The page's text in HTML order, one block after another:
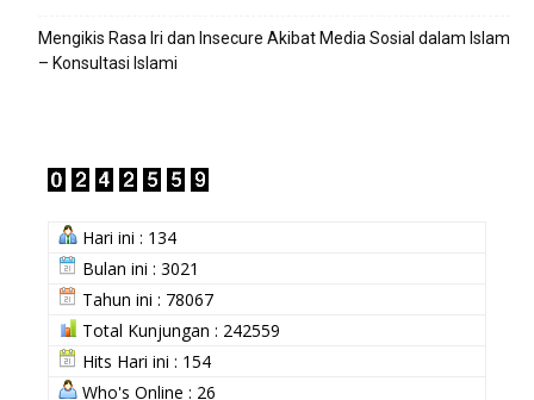
Mengikis Rasa Iri dan Insecure Akibat Media Sosial dalam Islam
– Konsultasi Islami
Hari ini : 134
Bulan ini : 3021
Tahun ini : 78067
Total Kunjungan : 242559
Hits Hari ini : 154
Who's Online : 26